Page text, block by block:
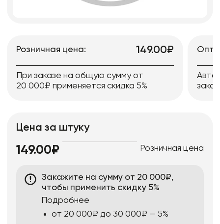
Розничная цена: 149.00₽
При заказе на общую сумму от
20 000₽ применяется скидка 5%
Цена за штуку
149.00₽ Розничная цена
Закажите на сумму от 20 000₽,
чтобы применить скидку 5%
Подробнее
от 20 000₽ до 30 000₽ — 5%